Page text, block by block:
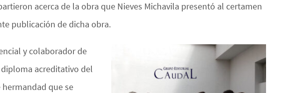
acerca de la obra que Nieves Michavila presentó al certamen
publicación de dicha obra.
y colaborador de
diploma acreditativo del
que se